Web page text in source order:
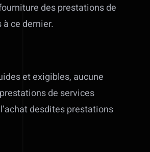
des prestations de
ce dernier.
et exigibles, aucune
de services
desdites prestations